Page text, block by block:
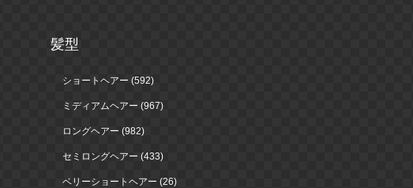
髪型
ショートヘアー (592)
ミディアムヘアー (967)
ロングヘアー (982)
セミロングヘアー (433)
ベリーショートヘアー (26)